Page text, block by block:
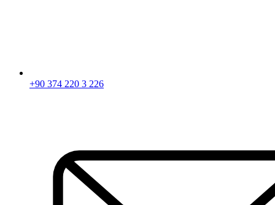
+90 374 220 3 226